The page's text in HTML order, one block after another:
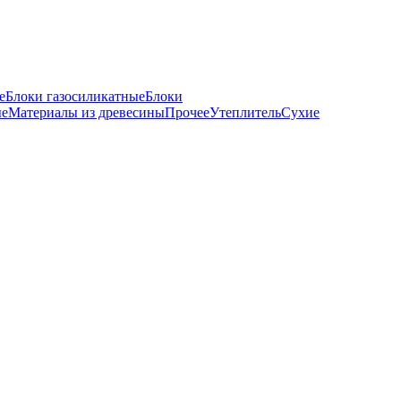
Блоки газосиликатныеБлоки
Материалы из древесиныПрочееУтеплительСухие